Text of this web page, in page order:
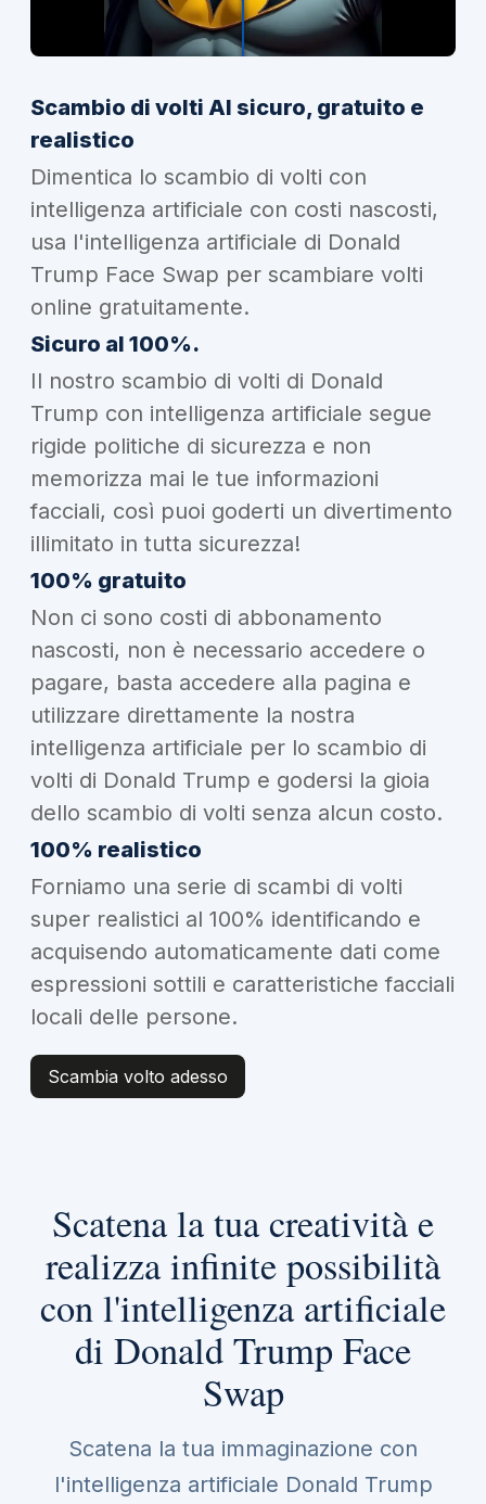
Scambio di volti AI sicuro, gratuito e
realistico
Dimentica lo scambio di volti con
intelligenza artificiale con costi nascosti,
usa l'intelligenza artificiale di Donald
Trump Face Swap per scambiare volti
online gratuitamente.
Sicuro al 100%.
Il nostro scambio di volti di Donald
Trump con intelligenza artificiale segue
rigide politiche di sicurezza e non
memorizza mai le tue informazioni
facciali, così puoi goderti un divertimento
illimitato in tutta sicurezza!
100% gratuito
Non ci sono costi di abbonamento
nascosti, non è necessario accedere o
pagare, basta accedere alla pagina e
utilizzare direttamente la nostra
intelligenza artificiale per lo scambio di
volti di Donald Trump e godersi la gioia
dello scambio di volti senza alcun costo.
100% realistico
Forniamo una serie di scambi di volti
super realistici al 100% identificando e
acquisendo automaticamente dati come
espressioni sottili e caratteristiche facciali
locali delle persone.
Scambia volto adesso
Scatena la tua creatività e
realizza infinite possibilità
con l'intelligenza artificiale
di Donald Trump Face
Swap
Scatena la tua immaginazione con
l'intelligenza artificiale Donald Trump